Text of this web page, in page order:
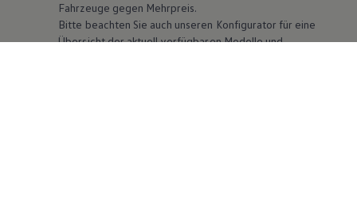
Fahrzeuge gegen Mehrpreis.
Bitte beachten Sie auch unseren Konfigurator für eine
Übersicht der aktuell verfügbaren Modelle und